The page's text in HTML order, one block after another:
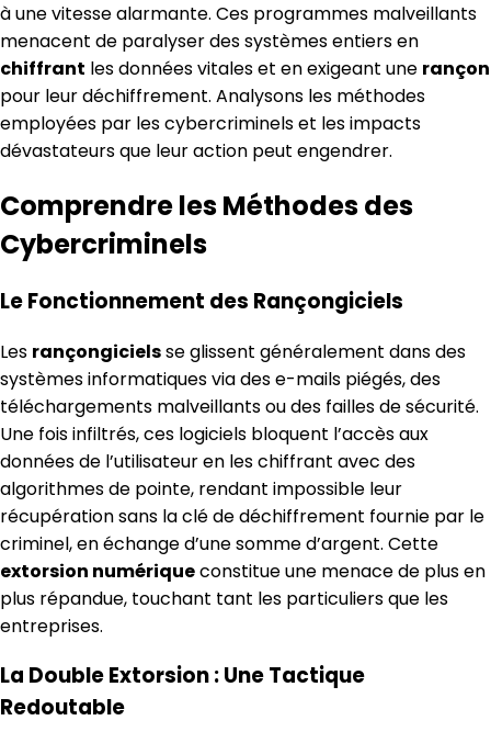
à une vitesse alarmante. Ces programmes malveillants
menacent de paralyser des systèmes entiers en
chiffrant les données vitales et en exigeant une rançon
pour leur déchiffrement. Analysons les méthodes
employées par les cybercriminels et les impacts
dévastateurs que leur action peut engendrer.
Comprendre les Méthodes des
Cybercriminels
Le Fonctionnement des Rançongiciels
Les rançongicielsse glissent généralement dans des
systèmes informatiques via des e-mails piégés, des
téléchargements malveillants ou des failles de sécurité.
Une fois infiltrés, ces logiciels bloquent l’accès aux
données de l’utilisateur en les chiffrant avec des
algorithmes de pointe, rendant impossible leur
récupération sans la clé de déchiffrement fournie par le
criminel, en échange d’une somme d’argent. Cette
extorsion numériqueconstitue une menace de plus en
plus répandue, touchant tant les particuliers que les
entreprises.
La Double Extorsion : Une Tactique
Redoutable